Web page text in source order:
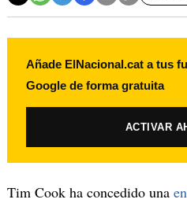
Añade ElNacional.cat a tus
Google de forma gratuita
ACTIVAR
Tim Cook ha concedido una